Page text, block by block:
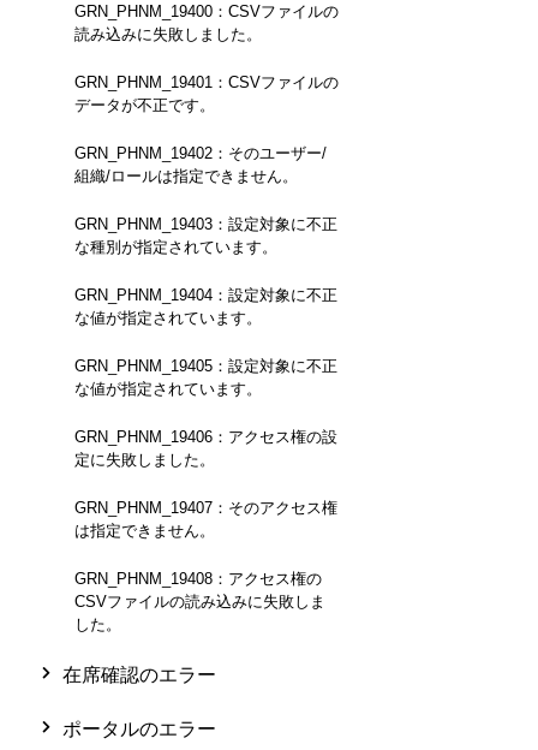
GRN_PHNM_19400：CSVファイルの
読み込みに失敗しました。
GRN_PHNM_19401：CSVファイルの
データが不正です。
GRN_PHNM_19402：そのユーザー/
組織/ロールは指定できません。
GRN_PHNM_19403：設定対象に不正
な種別が指定されています。
GRN_PHNM_19404：設定対象に不正
な値が指定されています。
GRN_PHNM_19405：設定対象に不正
な値が指定されています。
GRN_PHNM_19406：アクセス権の設
定に失敗しました。
GRN_PHNM_19407：そのアクセス権
は指定できません。
GRN_PHNM_19408：アクセス権の
CSVファイルの読み込みに失敗しま
した。
在席確認のエラー
ポータルのエラー